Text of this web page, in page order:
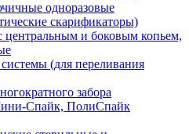
одноразовые
скарификаторы)
центральным и боковым копьем,
(для переливания
забора
Спайк, ПолиСпайк